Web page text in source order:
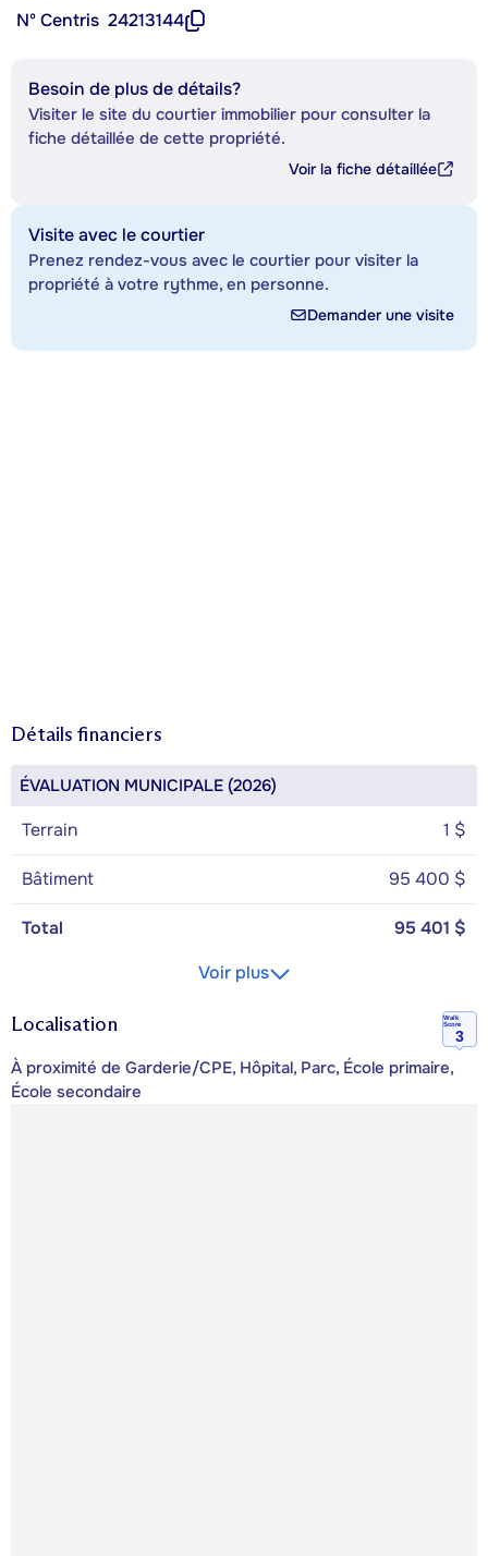
Nº Centris 24213144
Besoin de plus de détails?
Visiter le site du courtier immobilier pour consulter la
fiche détaillée de cette propriété.
Voir la fiche détaillée
Visite avec le courtier
Prenez rendez-vous avec le courtier pour visiter la
propriété à votre rythme, en personne.
Demander une visite
Détails financiers
ÉVALUATION MUNICIPALE (2026)
Terrain 1 $
Bâtiment 95 400 $
Total
95 401 $
Voir plus
Localisation
Walk
Score
3
À proximité de Garderie/CPE, Hôpital, Parc, École primaire,
École secondaire